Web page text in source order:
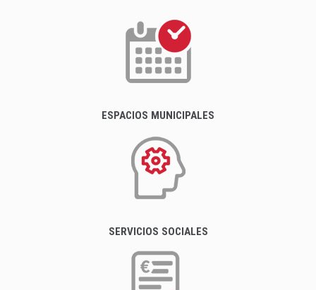
ESPACIOS MUNICIPALES
SERVICIOS SOCIALES